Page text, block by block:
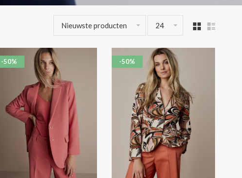
Nieuwste producten 24
-50% -50%